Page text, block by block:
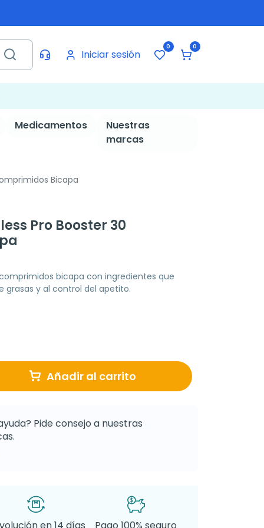
Iniciar sesión
0 0
Medicamentos
Nuestras
marcas
Bicapa
Pro Booster 30
bicapa con ingredientes que
y al control del apetito.
Añadir al carrito
Pide consejo a nuestras
en 14 días
Pago 100% seguro